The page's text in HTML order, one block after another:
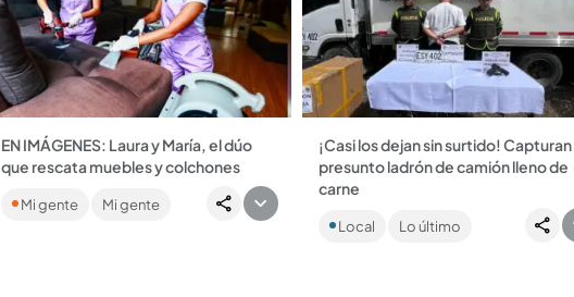
EN IMÁGENES: Laura y María, el dúo
que rescata muebles y colchones
Quieren crear la cultura de limpieza en
estos artículos del hogar....
Mi gente Mi gente
¡Casi los dejan sin surtido! Capturan
presunto ladrón de camión lleno de
carne
Donmatías ...
Local Lo último